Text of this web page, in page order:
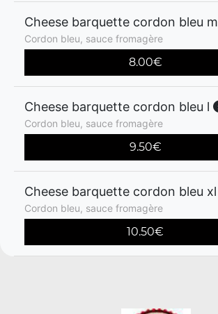
Cheese barquette cordon bleu m
Cordon bleu, sauce fromagère
8.00€
Cheese barquette cordon bleu l
Cordon bleu, sauce fromagère
9.50€
Cheese barquette cordon bleu xl
Cordon bleu, sauce fromagère
10.50€